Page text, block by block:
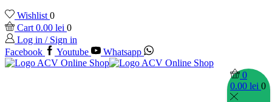
Wishlist 0
Cart 0.00 lei 0
Log in / Sign in
Facebook
Youtube Whatsapp
0
0.00 lei 0